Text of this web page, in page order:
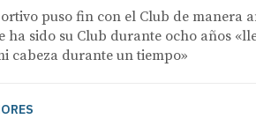
puso fin con el Club de manera
ha sido su Club durante ocho años
cabeza durante un tiempo»